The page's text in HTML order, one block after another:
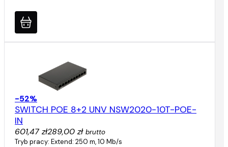
-52%
SWITCH POE 8+2 UNV NSW2020-10T-POE-
IN
601,47 zł289,00 zł brutto
Tryb pracy: Extend: 250 m, 10 Mb/s